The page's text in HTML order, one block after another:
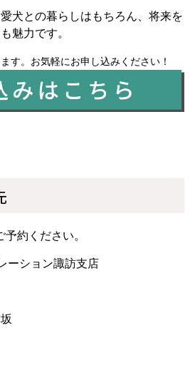
犬との暮らしはもちろん、将来を
魅力です。
す。お気軽にお申し込みください！
約ください。
ーション諏訪支店